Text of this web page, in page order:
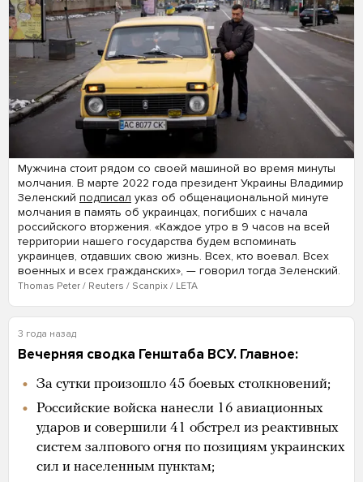
Мужчина стоит рядом со своей машиной во время минуты
молчания. В марте 2022 года президент Украины Владимир
Зеленский подписал указ об общенациональной минуте
молчания в память об украинцах, погибших с начала
российского вторжения. «Каждое утро в 9 часов на всей
территории нашего государства будем вспоминать
украинцев, отдавших свою жизнь. Всех, кто воевал. Всех
военных и всех гражданских», — говорил тогда Зеленский.
Thomas Peter / Reuters / Scanpix / LETA
3 года назад
Вечерняя сводка Генштаба ВСУ. Главное:
За сутки произошло 45 боевых столкновений;
Российские войска нанесли 16 авиационных
ударов и совершили 41 обстрел из реактивных
систем залпового огня по позициям украинских
сил и населенным пунктам;